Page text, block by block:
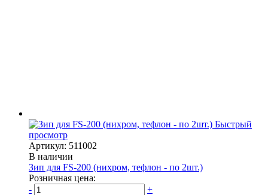
Быстрый
просмотр
Артикул: 511002
В наличии
Зип для FS-200 (нихром, тефлон - по 2шт.)
Розничная цена:
-
+